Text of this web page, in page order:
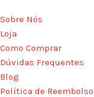
Sobre Nós
Loja
Como Comprar
Dúvidas Frequentes
Blog
Política de